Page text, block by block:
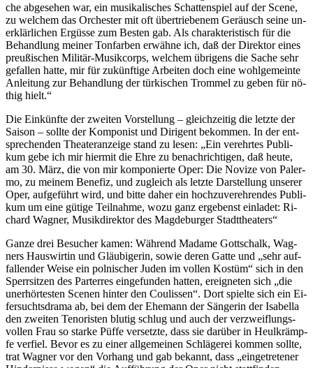
che ab­ge­se­hen war, ein mu­si­ka­li­sches Schat­ten­spiel auf der Sce­ne,
zu wel­chem das Or­ches­ter mit oft über­trie­be­nem Ge­räusch sei­ne un­
er­klär­li­chen Er­güs­se zum Bes­ten gab. Als cha­rak­te­ris­tisch für die
Be­hand­lung mei­ner Ton­far­ben er­wäh­ne ich, daß der Di­rek­tor ei­nes
preu­ßi­schen Mi­li­tär-Mu­sik­corps, wel­chem üb­ri­gens die Sa­che sehr
ge­fal­len hat­te, mir für zu­künf­ti­ge Ar­bei­ten doch eine wohl­ge­mein­te
An­lei­tung zur Be­hand­lung der tür­ki­schen Trom­mel zu ge­ben für nö­
thig hielt.“
Die Ein­künf­te der zwei­ten Vor­stel­lung – gleich­zei­tig die letz­te der
Sai­son – soll­te der Kom­po­nist und Di­ri­gent be­kom­men. In der ent­
spre­chen­den Thea­ter­an­zei­ge stand zu le­sen: „Ein ver­ehr­tes Pu­bli­
kum gebe ich mir hier­mit die Ehre zu be­nach­rich­ti­gen, daß heu­te,
am 30. März, die von mir kom­po­nier­te Oper: Die No­vi­ze von Pa­ler­
mo, zu mei­nem Be­ne­fiz, und zu­gleich als letz­te Dar­stel­lung un­se­rer
Oper, auf­ge­führt wird, und bit­te da­her ein hoch­zu­ver­eh­ren­des Pu­bli­
kum um eine gü­ti­ge Teil­nah­me, wozu ganz er­ge­benst ein­la­det: Ri­
chard Wag­ner, Mu­sik­di­rek­tor des Mag­de­bur­ger Stadttheaters“
Gan­ze drei Be­su­cher ka­men: Wäh­rend Ma­dame Gott­schalk, Wag­
ners Haus­wir­tin und Gläu­bi­ge­rin, so­wie de­ren Gat­te und „sehr auf­
fal­len­der Wei­se ein pol­ni­scher Ju­den im vol­len Kos­tüm“ sich in den
Sperr­sit­zen des Par­terres ein­ge­fun­den hat­ten, er­eig­ne­ten sich „die
un­er­hör­tes­ten Sce­nen hin­ter den Coulis­sen“. Dort spiel­te sich ein Ei­
fer­suchts­dra­ma ab, bei dem der Ehe­mann der Sän­ge­rin der Isa­bel­la
den zwei­ten Ten­oris­ten blu­tig schlug und auch der ver­zweif­lungs­
vol­len Frau so star­ke Püf­fe ver­setz­te, dass sie dar­über in Heul­krämp­
fe ver­fiel. Be­vor es zu ei­ner all­ge­mei­nen Schlä­ge­rei kom­men soll­te,
trat Wag­ner vor den Vor­hang und gab be­kannt, dass „ein­ge­tre­te­ner